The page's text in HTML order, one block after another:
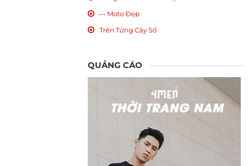
--- Moto Đẹp
Trên Từng Cây Số
QUẢNG CÁO